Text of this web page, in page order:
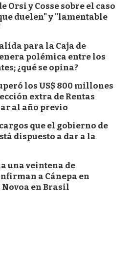
Orsi y Cosse sobre el caso
duelen" y "lamentable
para la Caja de
polémica entre los
¿qué se opina?
los US$ 800 millones
extra de Rentas
al año previo
que el gobierno de
dispuesto a dar a la
una veintena de
a Cánepa en
en Brasil